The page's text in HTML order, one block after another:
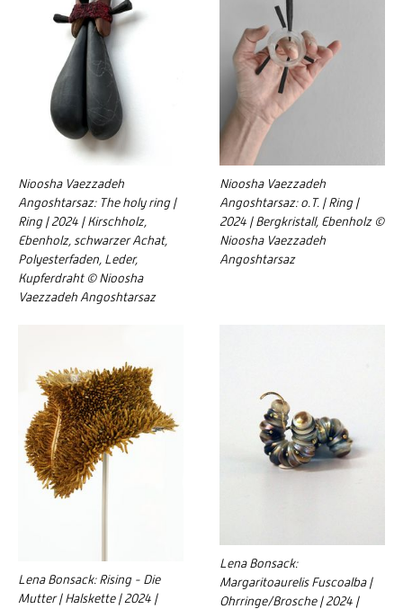
Nioosha Vaezzadeh
Angoshtarsaz: The holy ring |
Ring | 2024 | Kirschholz,
Ebenholz, schwarzer Achat,
Polyesterfaden, Leder,
Kupferdraht © Nioosha
Vaezzadeh Angoshtarsaz
Nioosha Vaezzadeh
Angoshtarsaz: o.T. | Ring |
2024 | Bergkristall, Ebenholz ©
Nioosha Vaezzadeh
Angoshtarsaz
Lena Bonsack: Rising - Die
Mutter | Halskette | 2024 |
Lena Bonsack:
Margaritoaurelis Fuscoalba |
Ohrringe/Brosche | 2024 |